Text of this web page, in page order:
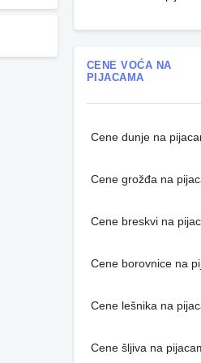
CENE VOĆA NA
PIJACAMA
Cene dunje na
Cene grožđa na
Cene breskvi na
Cene borovnice na
Cene lešnika na
Cene šljiva na